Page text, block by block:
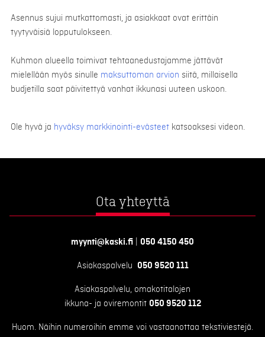
Asennus sujui mutkattomasti, ja asiakkaat ovat erittäin
tyytyväisiä lopputulokseen.
Kuhmon alueella toimivat tehtaanedustajamme jättävät
mielellään myös sinulle maksuttoman arvion siitä, millaisella
budjetilla saat päivitettyä vanhat ikkunasi uuteen uskoon.
Ole hyvä ja hyväksy markkinointi-evästeet katsoaksesi videon.
Ota yhteyttä
myynti@kaski.fi 050 4150 450
Asiakaspalvelu 050 9520 111
Asiakaspalvelu, omakotitalojen
ikkuna- ja oviremontit 050 9520 112
Huom. Näihin numeroihin emme voi vastaanottaa tekstiviestejä.